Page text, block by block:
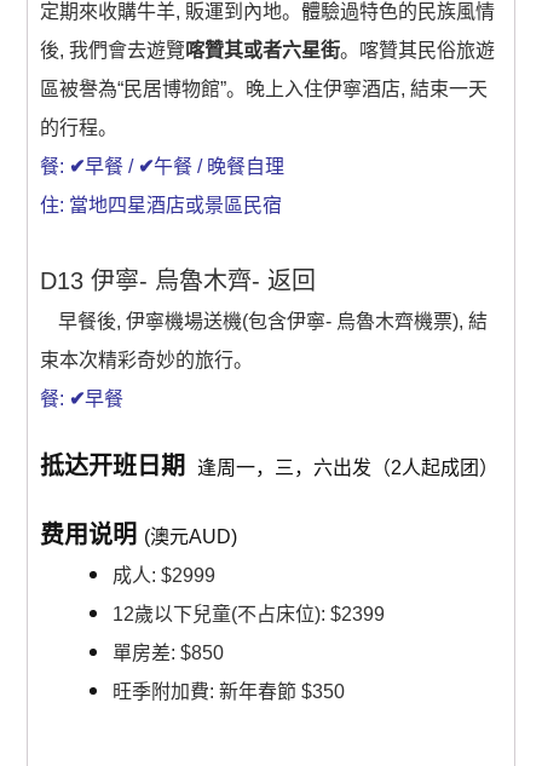
定期來收購牛羊, 販運到內地。體驗過特色的民族風情
後, 我們會去遊覽 喀贊其或者六星街。喀贊其民俗旅遊
區被譽為“民居博物館”。晚上入住伊寧酒店, 結束一天
的行程。
餐: ✔早餐 / ✔午餐 / 晚餐自理
住: 當地四星酒店或景區民宿
D13 伊寧- 烏魯木齊- 返回
早餐後, 伊寧機場送機(包含伊寧- 烏魯木齊機票), 結
束本次精彩奇妙的旅行。
餐: ✔早餐
抵达开班日期 逢周一，三，六出发（2人起成团）
费用说明 (澳元AUD)
成人: $2999
12歲以下兒童(不占床位): $2399
單房差: $850
旺季附加費: 新年春節 $350